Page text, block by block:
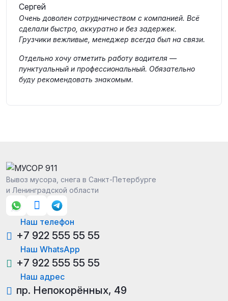
Очень доволен сотрудничеством с компанией. Всё
сделали быстро, аккуратно и без задержек.
Грузчики вежливые, менеджер всегда был на связи.
Отдельно хочу отметить работу водителя —
пунктуальный и профессиональный. Обязательно
буду рекомендовать знакомым.
Вывоз мусора, снега в Санкт-Петербурге
и Ленинградской области
Наш телефон
+7 922 555 55 55
Наш WhatsApp
+7 922 555 55 55
Наш адрес
пр. Непокорённых, 49